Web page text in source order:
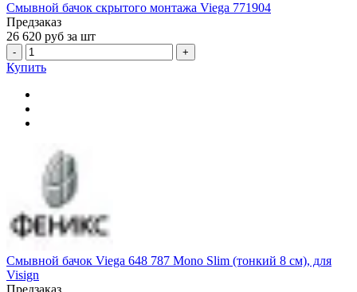
Смывной бачок скрытого монтажа Viega 771904
Предзаказ
26 620 руб за шт
- +
Купить
Смывной бачок Viega 648 787 Mono Slim (тонкий 8 см), для
Visign
Предзаказ